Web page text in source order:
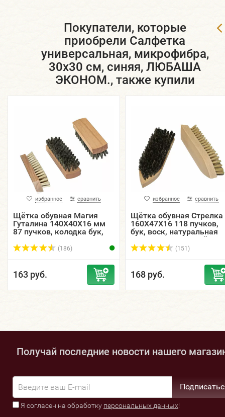
Покупатели, которые
приобрели Салфетка
универсальная, микрофибра,
30х30 см, синяя, ЛЮБАША
ЭКОНОМ., также купили
избранное сравнить
Щётка обувная Магия
Гуталина 140Х40Х16 мм
87 пучков, колодка бук,
(186)
163 руб.
избранное сравнить
Щётка обувная Стрелка
160Х47Х16 118 пучков,
бук, воск, натуральная
щетина светлая /
/ ЭКОБРАШ.(151)
168 руб.
Получай последние новости нашего
Я согласен на обработку персональных данных!